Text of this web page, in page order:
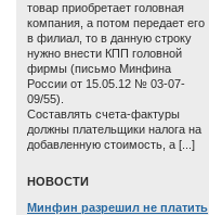
товар приобретает головная
компания, а потом передает его
в филиал, то в данную строку
нужно внести КПП головной
фирмы (письмо Минфина
России от 15.05.12 № 03-07-
09/55).
Составлять счета-фактуры
должны плательщики налога на
добавленную стоимость, а [...]
HОВОСТИ
Минфин разрешил не платить